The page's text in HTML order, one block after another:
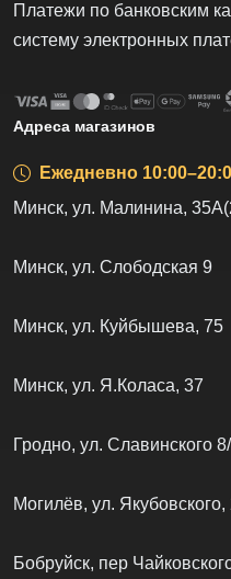
Платежи по банковским
систему электронных
Адреса магазинов
Ежедневно
Минск, ул. Малинина,
Минск, ул. Слободская 9
Минск, ул. Куйбышева, 75
Минск, ул. Я.Коласа, 37
Гродно, ул. Славинского
Могилёв, ул. Якубовского,
Бобруйск, пер